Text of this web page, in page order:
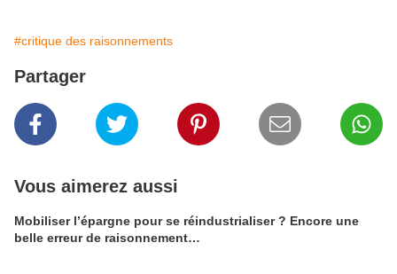
#critique des raisonnements
Partager
Vous aimerez aussi
Mobiliser l’épargne pour se réindustrialiser ? Encore une
belle erreur de raisonnement…